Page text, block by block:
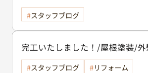
スタッフブログ
完工いたしました！/屋根塗装/外
スタッフブログ
リフォーム